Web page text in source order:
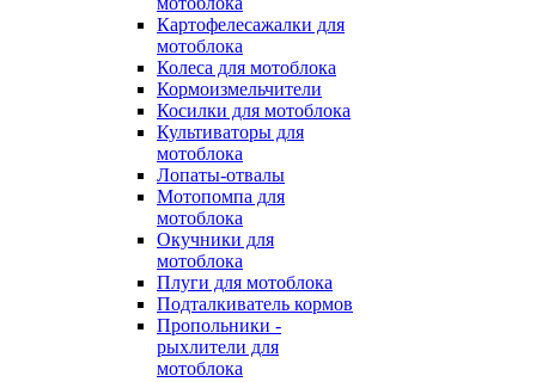
Картофелесажалки для
мотоблока
Колеса для мотоблока
Кормоизмельчители
Косилки для мотоблока
Культиваторы для
мотоблока
Лопаты-отвалы
Мотопомпа для
мотоблока
Окучники для
мотоблока
Плуги для мотоблока
Подталкиватель кормов
Пропольники -
рыхлители для
мотоблока